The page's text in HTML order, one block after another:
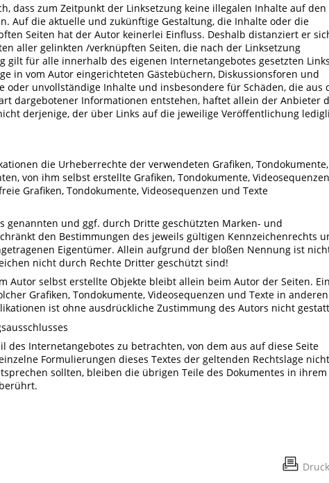
dass zum Zeitpunkt der Linksetzung keine illegalen Inhalte auf den
Auf die aktuelle und zukünftige Gestaltung, die Inhalte oder die
Seiten hat der Autor keinerlei Einfluss. Deshalb distanziert er
aller gelinkten /verknüpften Seiten, die nach der Linksetzung
gilt für alle innerhalb des eigenen Internetangebotes gesetzten Links
in vom Autor eingerichteten Gästebüchern, Diskussionsforen und
oder unvollständige Inhalte und insbesondere für Schäden, die aus
dargebotener Informationen entstehen, haftet allein der Anbieter
derjenige, der über Links auf die jeweilige Veröffentlichung
die Urheberrechte der verwendeten Grafiken, Tondokumente,
von ihm selbst erstellte Grafiken, Tondokumente, Videosequenzen
Grafiken, Tondokumente, Videosequenzen und Texte
genannten und ggf. durch Dritte geschützten Marken- und
den Bestimmungen des jeweils gültigen Kennzeichenrechts
Eigentümer. Allein aufgrund der bloßen Nennung ist
nicht durch Rechte Dritter geschützt sind!
Autor selbst erstellte Objekte bleibt allein beim Autor der Seiten.
Grafiken, Tondokumente, Videosequenzen und Texte in anderen
ist ohne ausdrückliche Zustimmung des Autors nicht
des Internetangebotes zu betrachten, von dem aus auf diese Seite
Formulierungen dieses Textes der geltenden Rechtslage
sollten, bleiben die übrigen Teile des Dokumentes in ihrem